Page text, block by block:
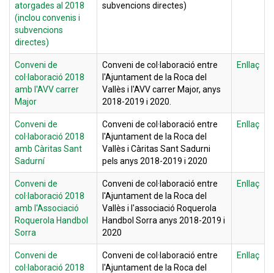
atorgades al 2018
(inclou convenis i
subvencions
directes)
subvencions directes)
Conveni de
col·laboració 2018
amb l'AVV carrer
Major
Conveni de col·laboració entre
l'Ajuntament de la Roca del
Vallès i l'AVV carrer Major, anys
2018-2019 i 2020.
Enllaç
Conveni de
col·laboració 2018
amb Càritas Sant
Sadurní
Conveni de col·laboració entre
l'Ajuntament de la Roca del
Vallès i Càritas Sant Sadurni
pels anys 2018-2019 i 2020
Enllaç
Conveni de
col·laboració 2018
amb l'Associació
Roquerola Handbol
Sorra
Conveni de col·laboració entre
l'Ajuntament de la Roca del
Vallès i l'associació Roquerola
Handbol Sorra anys 2018-2019 i
2020
Enllaç
Conveni de
col·laboració 2018
Conveni de col·laboració entre
l'Ajuntament de la Roca del
Enllaç